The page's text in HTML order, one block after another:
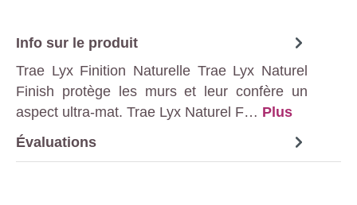
Info sur le produit
Trae Lyx Finition Naturelle Trae Lyx Naturel
Finish protège les murs et leur confère un
aspect ultra-mat. Trae Lyx Naturel F… Plus
Évaluations